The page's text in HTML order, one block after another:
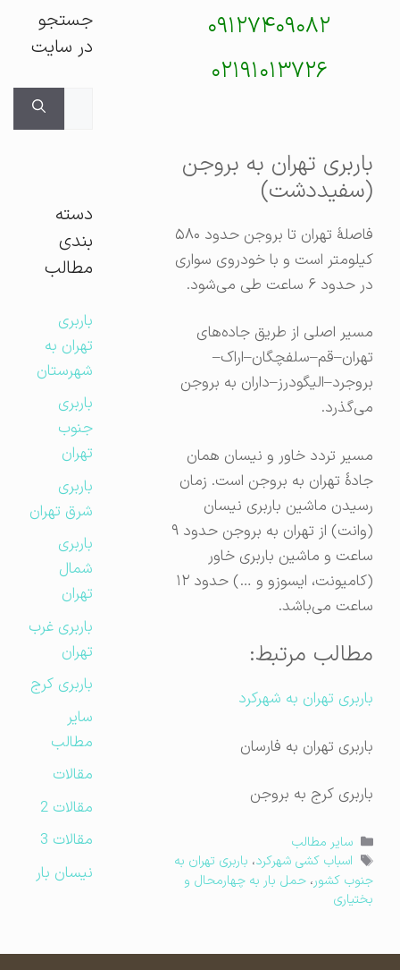
۰۹۱۲۷۴۰۹۰۸۲
۰۲۱۹۱۰۱۳۷۲۶
باربری تهران به بروجن
(سفیددشت)
فاصلهٔ تهران تا بروجن حدود ۵۸۰
کیلومتر است و با خودروی سواری
در حدود ۶ ساعت طی می‌شود.
مسیر اصلی از طریق جاده‌های
تهران–قم–سلفچگان–اراک–
بروجرد–الیگودرز–داران به بروجن
می‌گذرد.
مسیر تردد خاور و نیسان همان
جادهٔ تهران به بروجن است. زمان
رسیدن ماشین باربری نیسان
(وانت) از تهران به بروجن حدود ۹
ساعت و ماشین باربری خاور
(کامیونت، ایسوزو و …) حدود ۱۲
ساعت می‌باشد.
مطالب مرتبط:
باربری تهران به شهرکرد
باربری تهران به فارسان
باربری کرج به بروجن
دسته‌ها
سایر مطالب
برچسب‌ها
اسباب کشی شهرکرد،باربری تهران به
جنوب کشور ،حمل بار به چهارمحال و
بختیاری
جستجو
در سایت
دسته
بندی
مطالب
باربری
تهران به
شهرستان
باربری
جنوب
تهران
باربری
شرق تهران
باربری
شمال
تهران
باربری غرب
تهران
باربری کرج
مطالب
مقالات
مقالات 2
مقالات 3
نیسان بار